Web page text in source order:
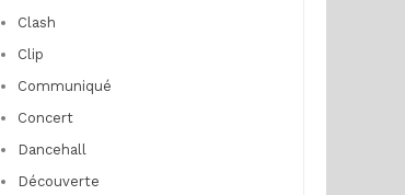
Clash
Clip
Communiqué
Concert
Dancehall
Découverte